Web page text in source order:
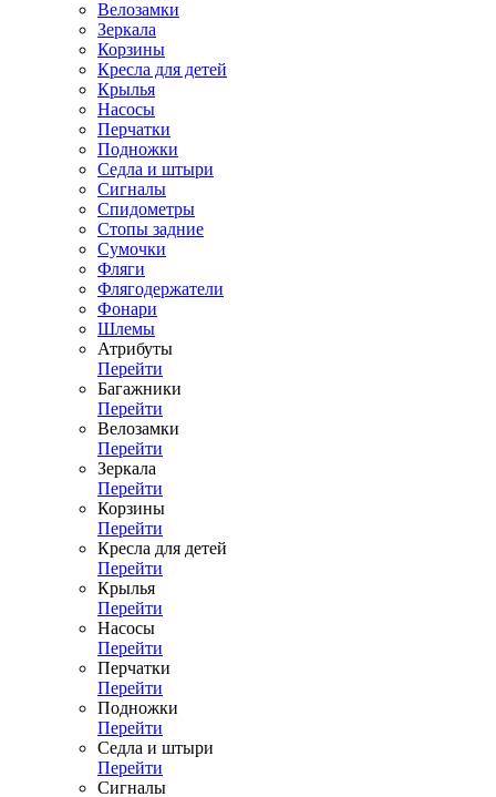
Велозамки
Зеркала
Корзины
Кресла для детей
Крылья
Насосы
Перчатки
Подножки
Седла и штыри
Сигналы
Спидометры
Стопы задние
Сумочки
Фляги
Флягодержатели
Фонари
Шлемы
Атрибуты
Перейти
Багажники
Перейти
Велозамки
Перейти
Зеркала
Перейти
Корзины
Перейти
Кресла для детей
Перейти
Крылья
Перейти
Насосы
Перейти
Перчатки
Перейти
Подножки
Перейти
Седла и штыри
Перейти
Сигналы